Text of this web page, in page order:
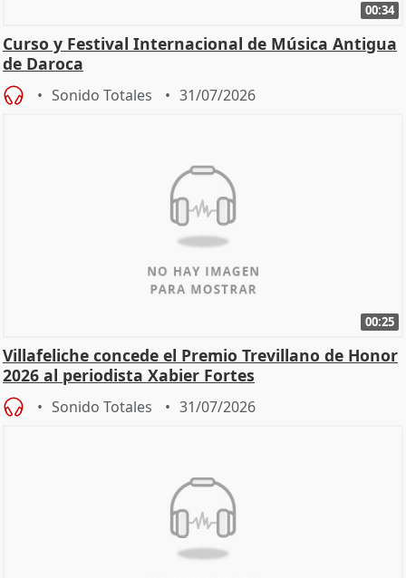
00:34
Curso y Festival Internacional de Música Antigua
de Daroca
Sonido Totales 31/07/2026
00:25
Villafeliche concede el Premio Trevillano de Honor
2026 al periodista Xabier Fortes
Sonido Totales 31/07/2026